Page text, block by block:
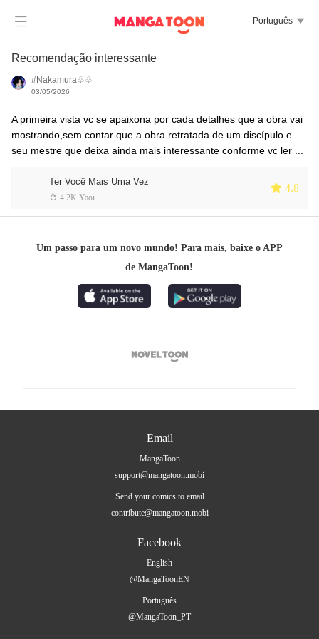
 Português 
Recomendação interessante
#Nakamura♧♧
03/05/2026
A primeira vista vc se apaixona por cada detalhes que a obra vai
mostrando,sem contar que a obra retratada de um discípulo e
seu mestre que deixa ainda mais interessante conforme vc ler ...
Ter Você Mais Uma Vez
 4.2K Yaoi
 4.8
Um passo para um novo mundo! Para mais, baixe o APP
de MangaToon!

Email
MangaToon
support@mangatoon.mobi
Send your comics to email
contribute@mangatoon.mobi
Facebook
English
@MangaToonEN
Português
@MangaToon_PT